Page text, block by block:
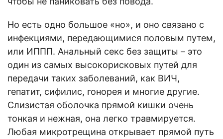
Но есть одно большое «но», и оно связано с
инфекциями, передающимися половым путем,
или ИППП. Анальный секс без защиты – это
один из самых высокорисковых путей для
передачи таких заболеваний, как ВИЧ,
гепатит, сифилис, гонорея и многие другие.
Слизистая оболочка прямой кишки очень
тонкая и нежная, она легко травмируется.
Любая микротрещина открывает прямой путь